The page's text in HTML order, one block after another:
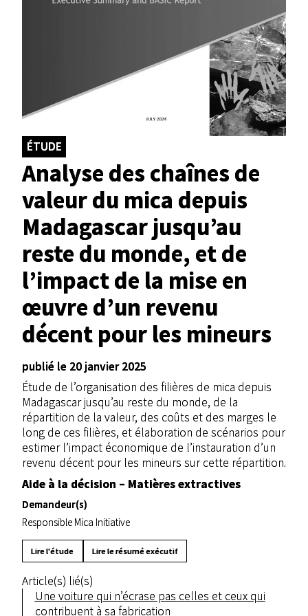
ÉTUDE
Analyse des chaînes de
valeur du mica depuis
Madagascar jusqu’au
reste du monde, et de
l’impact de la mise en
œuvre d’un revenu
décent pour les mineurs
publié le 20 janvier 2025
Étude de l’organisation des filières de mica depuis
Madagascar jusqu’au reste du monde, de la
répartition de la valeur, des coûts et des marges le
long de ces filières, et élaboration de scénarios pour
estimer l’impact économique de l’instauration d’un
revenu décent pour les mineurs sur cette répartition.
Aide à la décision – Matières extractives
Demandeur(s)
Responsible Mica Initiative
Lire l'étude Lire le résumé exécutif
Article(s) lié(s)
Une voiture qui n’écrase pas celles et ceux qui
contribuent à sa fabrication